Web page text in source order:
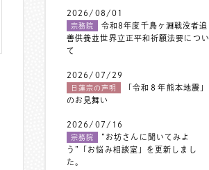
2026/08/01
宗務院
令和8年度千鳥ヶ淵戦没者追
善供養並世界立正平和祈願法要につい
て
2026/07/29
日蓮宗の声明
「令和８年熊本地震」
のお見舞い
2026/07/16
宗務院
”お坊さんに聞いてみよ
う”「お悩み相談室」を更新しまし
た。